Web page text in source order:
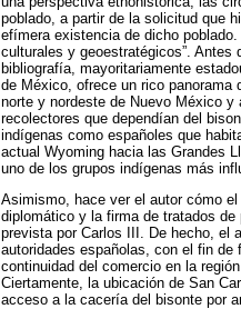
poblado, a partir de la solicitud que
efímera existencia de dicho
culturales y geoestratégicos”.
bibliografía, mayoritariamente
de México, ofrece un rico
norte y nordeste de Nuevo México y
recolectores que dependían del
indígenas como españoles que
actual Wyoming hacia las Grandes
uno de los grupos indígenas más
Asimismo, hace ver el autor cómo
diplomático y la firma de tratados
prevista por Carlos III. De hecho, el
autoridades españolas, con el fin de
continuidad del comercio en la
Ciertamente, la ubicación de San
acceso a la cacería del bisonte por